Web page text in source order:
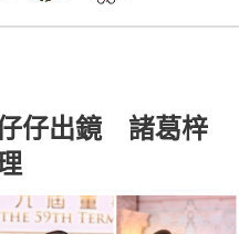
仔出鏡 諸葛梓